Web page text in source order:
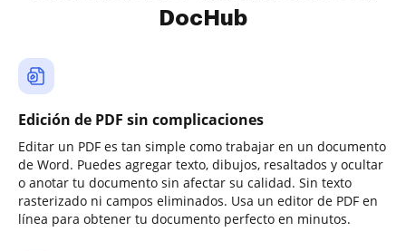
DocHub
Edición de PDF sin complicaciones
Editar un PDF es tan simple como trabajar en un documento
de Word. Puedes agregar texto, dibujos, resaltados y ocultar
o anotar tu documento sin afectar su calidad. Sin texto
rasterizado ni campos eliminados. Usa un editor de PDF en
línea para obtener tu documento perfecto en minutos.